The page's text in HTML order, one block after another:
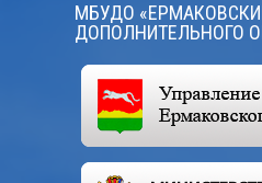
МБУДО
ДОПОЛНИТЕЛЬНОГО